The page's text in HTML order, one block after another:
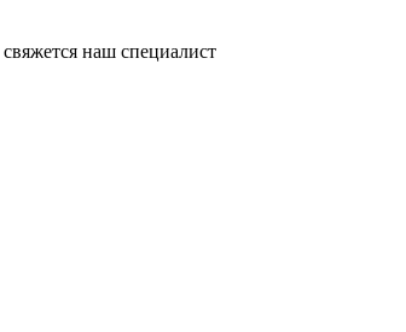
наш специалист